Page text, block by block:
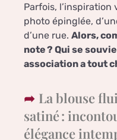
Parfois, l’inspiration
photo épinglée,
d’une rue. Alors,
note ? Qui se
association a tout
La blouse
satiné :
élégance